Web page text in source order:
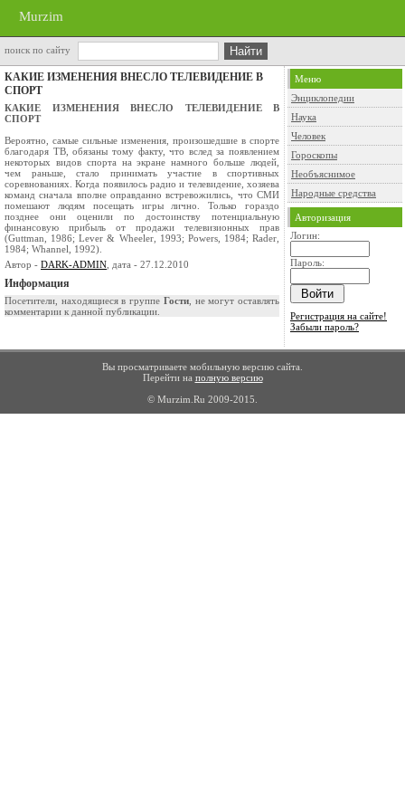
Murzim
поиск по сайту
КАКИЕ ИЗМЕНЕНИЯ ВНЕСЛО ТЕЛЕВИДЕНИЕ В
СПОРТ
КАКИЕ ИЗМЕНЕНИЯ ВНЕСЛО ТЕЛЕВИДЕНИЕ В
СПОРТ
Вероятно, самые сильные изменения, произошедшие в спорте
благодаря ТВ, обязаны тому факту, что вслед за появлением
некоторых видов спорта на экране намного больше людей,
чем раньше, стало принимать участие в спортивных
соревнованиях. Когда появилось радио и телевидение, хозяева
команд сначала вполне оправданно встревожились, что СМИ
помешают людям посещать игры лично. Только гораздо
позднее они оценили по достоинству потенциальную
финансовую прибыль от продажи телевизионных прав
(Guttman, 1986; Lever & Wheeler, 1993; Powers, 1984; Rader,
1984; Whannel, 1992).
Автор - DARK-ADMIN , дата - 27.12.2010
Информация
Посетители, находящиеся в группе Гости, не могут оставлять
комментарии к данной публикации.
Меню
Энциклопедии
Наука
Человек
Гороскопы
Необъяснимое
Народные средства
Авторизация
Логин:
Пароль:
Регистрация на сайте!
Забыли пароль?
Вы просматриваете мобильную версию сайта.
Перейти на полную версию
© Murzim.Ru 2009-2015.